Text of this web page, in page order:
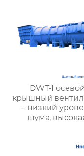
DWT-I осевой
крышный
– низкий
шума,
безопасность